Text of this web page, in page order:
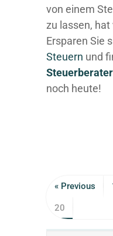
von einem
zu lassen,
Ersparen Sie
Steuern und
Steuerberater
noch heute!
« Previous
20